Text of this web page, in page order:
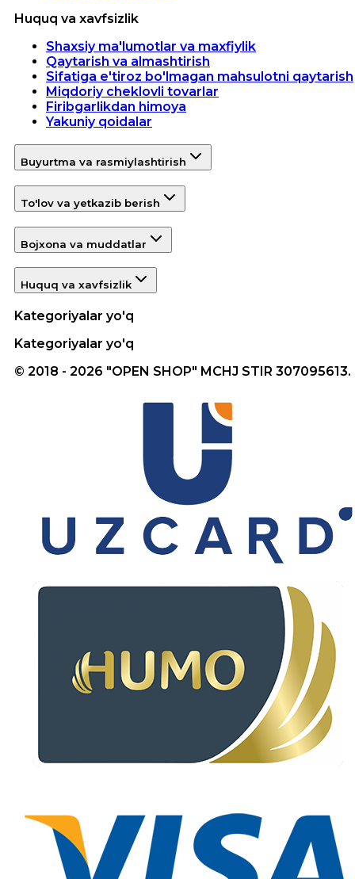
Huquq va xavfsizlik
Shaxsiy ma'lumotlar va maxfiylik
Qaytarish va almashtirish
Sifatiga e'tiroz bo'lmagan mahsulotni qaytarish
Miqdoriy cheklovli tovarlar
Firibgarlikdan himoya
Yakuniy qoidalar
Buyurtma va rasmiylashtirish
To'lov va yetkazib berish
Bojxona va muddatlar
Huquq va xavfsizlik
Kategoriyalar yo'q
Kategoriyalar yo'q
© 2018 - 2026 "OPEN SHOP" MCHJ STIR 307095613.